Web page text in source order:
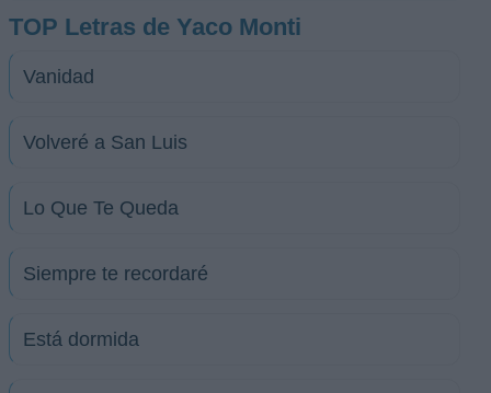
TOP Letras de Yaco Monti
Vanidad
Volveré a San Luis
Lo Que Te Queda
Siempre te recordaré
Está dormida